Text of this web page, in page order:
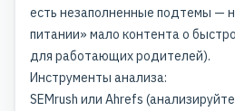
есть незаполненные подтемы —
питании» мало контента о
для работающих родителей).
Инструменты анализа:
SEMrush или Ahrefs